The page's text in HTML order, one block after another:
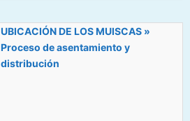
UBICACIÓN DE LOS MUISCAS »
Proceso de asentamiento y
distribución